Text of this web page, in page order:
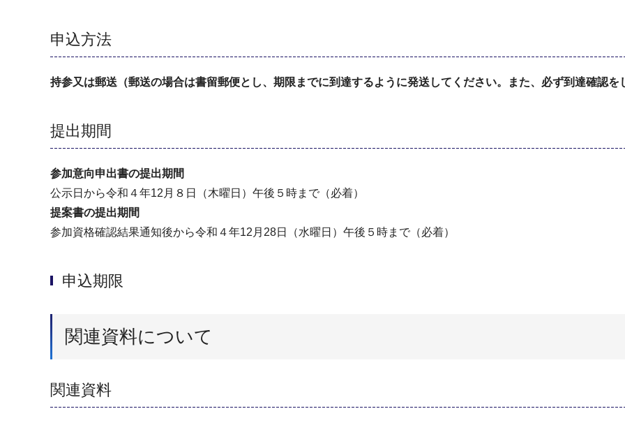
申込方法
持参又は郵送（郵送の場合は書留郵便とし、期限までに到達するように発送してください。また、必ず到達確認を
提出期間
参加意向申出書の提出期間
公示日から令和４年12月８日（木曜日）午後５時まで（必着）
提案書の提出期間
参加資格確認結果通知後から令和４年12月28日（水曜日）午後５時まで（必着）
申込期限
関連資料について
関連資料